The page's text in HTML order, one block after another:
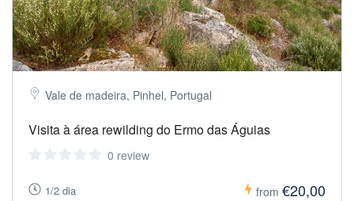
Vale de madeira, Pinhel, Portugal
Visita à área rewilding do Ermo das Águias
0 review
1/2 dia from €20,00